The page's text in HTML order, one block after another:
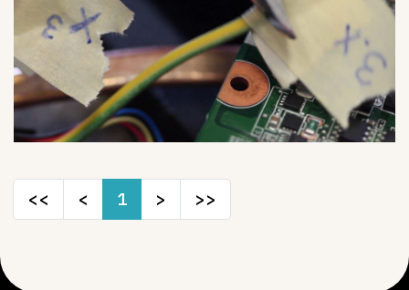
<< < 1 > >>